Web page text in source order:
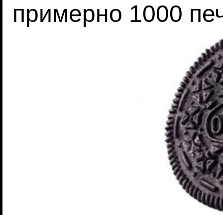
примерно 1000